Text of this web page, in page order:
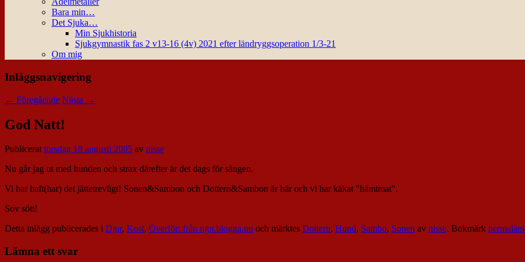
Bara min…
Det Sjuka…
Min Sjukhistoria
Sjukgymnastik fas 2 v13-16 (4v) 2021 efter ländryggsoperation 1/3-21
Om mig
Inläggsnavigering
← Föregående Nästa →
God Natt!
Publicerattorsdag 18 augusti 2005 av nisse
Nu går jag ut med hunden och strax därefter är det dags för sängen.
Vi har haft(har) det jättetrevligt! Sonen&Sambon och Dottern&Sambon är här och vi har käkat "hämtmat".
Sov sött!
Detta inlägg publicerades i Djur, Kost, Överfört från ngn.blogga.nu och märktes Dottern, Hund, Sambo, Sonen av nisse. Bokmärk
Lämna ett svar